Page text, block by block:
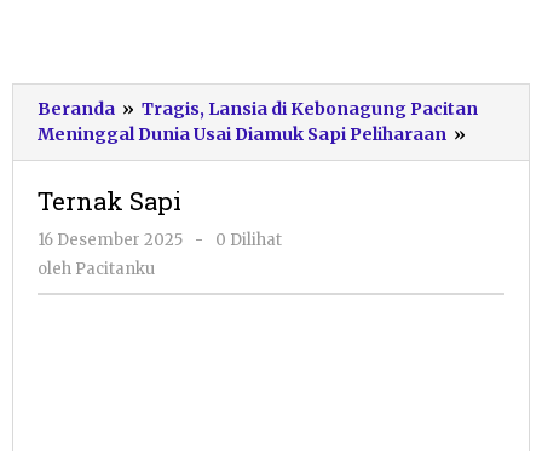
Beranda » Tragis, Lansia di Kebonagung Pacitan
Meninggal Dunia Usai Diamuk Sapi Peliharaan »
Sapi
Ternak Sapi
16 Desember 2025
oleh
-
0 Dilihat
oleh Pacitanku